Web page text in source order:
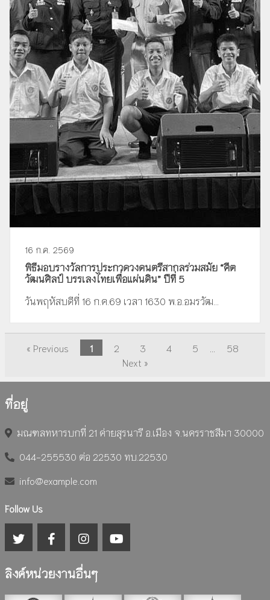
16 ก.ค. 2569
พิธีมอบรางวัลการประกวดวงดนตรีสากลร่วมสมัย “คีต
วัฒนศิลป์ บรรเลงไทยเพื่อแผ่นดิน” ปีที่ 5
วันพฤหัสบดีที่ 16 ก.ค.69 เวลา 1630 พ.อ.อมรวัฒ...
« Previous 1 2 3 4 5
58
Next »
ที่อยู่
มณฑลทหารบกที่ 21 ค่ายสุรนารี อ.เมือง จ.นครราชสีมา 30000
044-255530 ต่อ 22530 ทบ.22530
info@example.com
Follow Us
ลิงค์หน่วยงานอื่นๆ